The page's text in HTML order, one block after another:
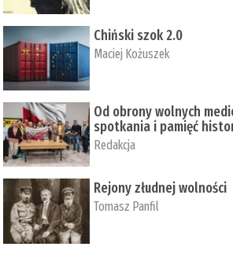
Chiński szok 2.0
Maciej Kożuszek
Od obrony wolnych
spotkania i pamięć
Redakcja
Rejony złudnej wolności
Tomasz Panfil